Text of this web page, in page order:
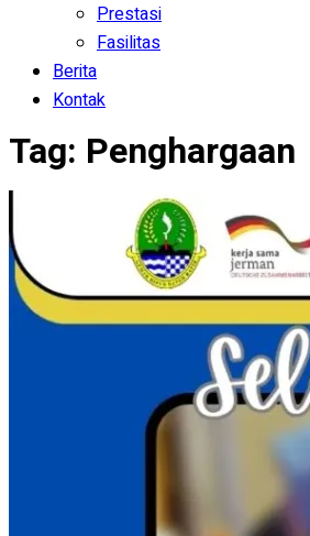
Prestasi
Fasilitas
Berita
Kontak
Tag: Penghargaan